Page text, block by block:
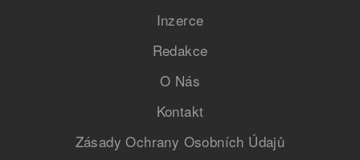
Inzerce
Redakce
O Nás
Kontakt
Zásady Ochrany Osobních Údajů